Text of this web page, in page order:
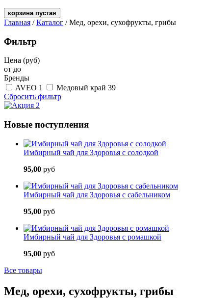
корзина пустая
Главная /Каталог /Мед, орехи, сухофрукты, грибы
Фильтр
Цена (руб)
от до
Бренды
AVEO 1 Медовый край 39
Сбросить фильтр
Новые поступления
Имбирный чай для Здоровья с солодкой
95,00 руб
Имбирный чай для Здоровья с сабельником
95,00 руб
Имбирный чай для Здоровья с ромашкой
95,00 руб
Все товары
Мед, орехи, сухофрукты, грибы